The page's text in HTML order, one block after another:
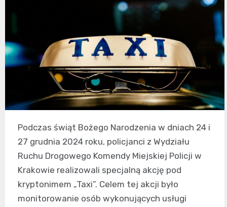
Podczas świąt Bożego Narodzenia w dniach 24 i
27 grudnia 2024 roku, policjanci z Wydziału
Ruchu Drogowego Komendy Miejskiej Policji w
Krakowie realizowali specjalną akcję pod
kryptonimem „Taxi”. Celem tej akcji było
monitorowanie osób wykonujących usługi